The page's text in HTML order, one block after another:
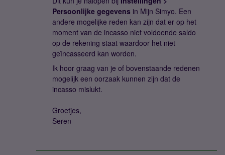
Persoonlijke gegevens in Mijn Simyo. Een
andere mogelijke reden kan zijn dat er op het
moment van de incasso niet voldoende saldo
op de rekening staat waardoor het niet
geïncasseerd kan worden.
Ik hoor graag van je of bovenstaande redenen
mogelijk een oorzaak kunnen zijn dat de
incasso mislukt.
Groetjes,
Seren